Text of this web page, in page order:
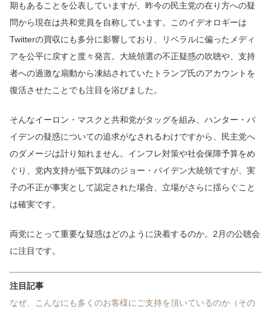
期もあることを公表していますが、昨今の民主党の在り方への疑
問から現在は共和党員を自称しています。このイデオロギーは
Twitterの買収にも多分に影響しており、リベラルに偏ったメディ
アを公平に戻すと度々発言。大統領選の不正疑惑の吹聴や、支持
者への過激な扇動から凍結されていたトランプ氏のアカウントを
復活させたことでも注目を浴びました。
そんなイーロン・マスクと共和党がタッグを組み、ハンター・バ
イデンの疑惑についての追求がなされるわけですから、民主党へ
のダメージは計り知れません。インフレ対策や社会保障予算をめ
ぐり、党内支持が低下気味のジョー・バイデン大統領ですが、実
子の不正が事実として認定された場合、立場がさらに揺らぐこと
は確実です。
両党にとって重要な疑惑はどのように決着するのか。2月の公聴会
に注目です。
注目記事
なぜ、こんなにも多くのお客様にご支持を頂いているのか（その